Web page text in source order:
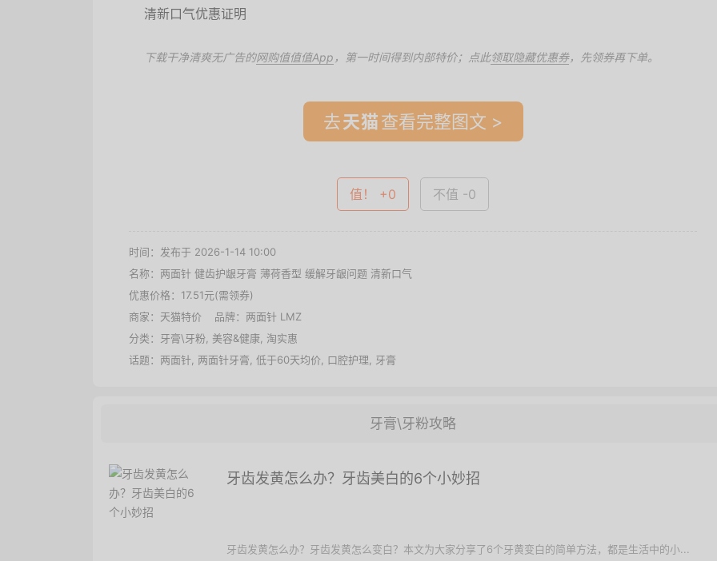
下载干净清爽无广告的网购值值值App ，第一时间得到内部特价；点此领取隐藏优惠券，先领券再下单。
去 查看完整图文 >
值！ +0 不值 -0
时间：发布于 2026-1-14 10:00
名称： 两面针 健齿护龈牙膏 薄荷香型 缓解牙龈问题 清新口气
优惠价格： 17.51元(需领券)
商家： 天猫特价 品牌： 两面针 LMZ
分类： 牙膏\牙粉 美容&健康 淘实惠
话题： 两面针 两面针牙膏 低于60天均价 口腔护理 牙膏
牙膏\牙粉攻略
牙齿发黄怎么办？牙齿美白的6个小妙招
牙齿发黄怎么办？牙齿发黄怎么变白？本文为大家分享了6个牙黄变白的简单方法，都是生活中的小...